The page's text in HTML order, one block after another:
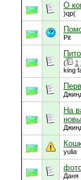
О
)qp(
Pit
( 1
king
На
yulia
Даня